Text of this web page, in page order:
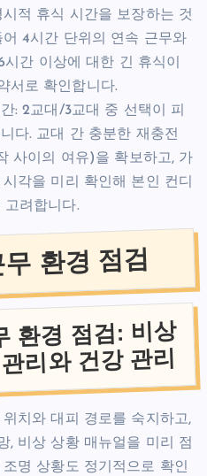
적 휴식 시간을 보장하는 것
4시간 단위의 연속 근무와
간 이상에 대한 긴 휴식이
서로 확인합니다.
: 2교대/3교대 중 선택이 피
다. 교대 간 충분한 재충전
사이의 여유)을 확보하고, 가
각을 미리 확인해 본인 컨디
려합니다.
환경 점검
환경 점검: 비상
리와 건강 관리
치와 대피 경로를 숙지하고,
, 비상 상황 매뉴얼을 미리 점
명 상황도 정기적으로 확인